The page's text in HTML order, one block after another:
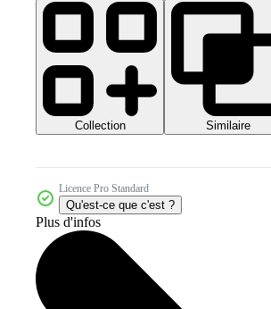
Collection Similaire
Licence Pro Standard
Qu'est-ce que c'est ?
Plus d'infos